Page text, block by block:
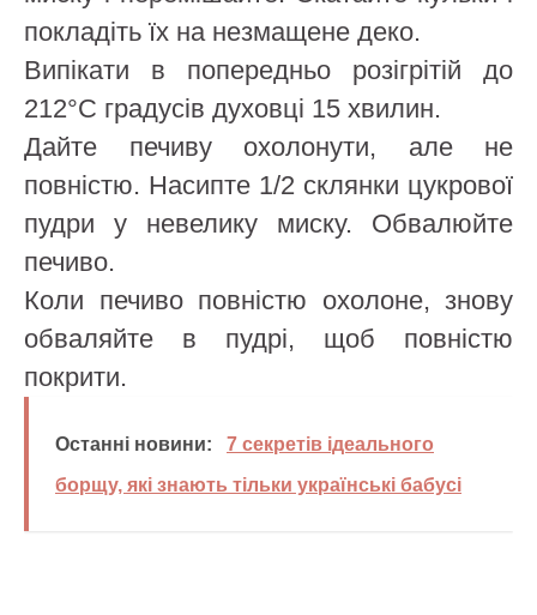
покладіть їх на незмащене деко.
Випікати в попередньо розігрітій до
212°C градусів духовці 15 хвилин.
Дайте печиву охолонути, але не
повністю. Насипте 1/2 склянки цукрової
пудри у невелику миску. Обвалюйте
печиво.
Коли печиво повністю охолоне, знову
обваляйте в пудрі, щоб повністю
покрити.
Останні новини:
7 секретів ідеального
борщу, які знають тільки українські бабусі